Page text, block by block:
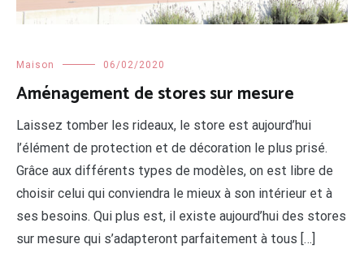
Maison 06/02/2020
Aménagement de stores sur mesure
Laissez tomber les rideaux, le store est aujourd’hui
l’élément de protection et de décoration le plus prisé.
Grâce aux différents types de modèles, on est libre de
choisir celui qui conviendra le mieux à son intérieur et à
ses besoins. Qui plus est, il existe aujourd’hui des stores
sur mesure qui s’adapteront parfaitement à tous […]